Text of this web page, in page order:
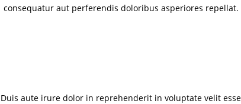
consequatur aut perferendis doloribus asperiores repellat.
Duis aute irure dolor in reprehenderit in voluptate velit